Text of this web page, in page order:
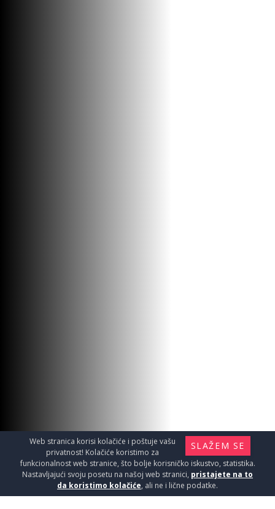
SLAŽEM SE
Web stranica korisi kolačiće i poštuje vašu
privatnost! Kolačiće koristimo za
funkcionalnost web stranice, što bolje korisničko iskustvo, statistika.
Nastavljajući svoju posetu na našoj web stranici, pristajete na to
da koristimo kolačiće, ali ne i lične podatke.